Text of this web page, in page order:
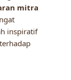
mitra
inspiratif